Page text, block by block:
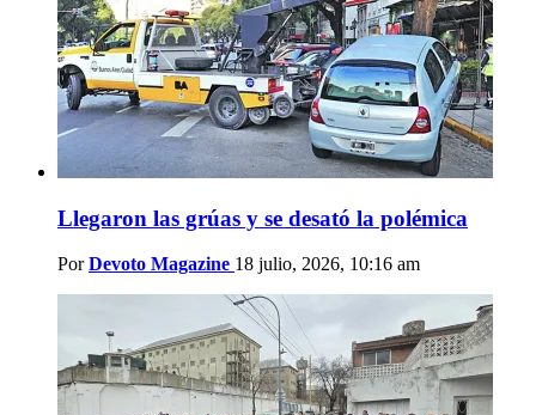
Llegaron las grúas y se desató la polémica
Por Devoto Magazine 18 julio, 2026, 10:16 am